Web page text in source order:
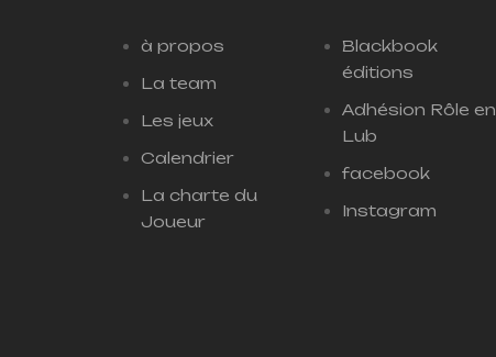
à propos
La team
Les jeux
Calendrier
La charte du
Joueur
Blackbook
éditions
Adhésion Rôle en
Lub
facebook
Instagram